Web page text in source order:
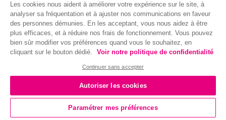
Les cookies nous aident à améliorer votre expérience sur le site, à
analyser sa fréquentation et à ajuster nos communications en faveur
des personnes démunies. En les acceptant, vous nous aidez à être
plus efficaces, et à réduire nos frais de fonctionnement. Vous pouvez
bien sûr modifier vos préférences quand vous le souhaitez, en
cliquant sur le bouton dédié.
Voir notre politique de confidentialité
Continuer sans accepter
Autoriser les cookies
Paramétrer mes préférences